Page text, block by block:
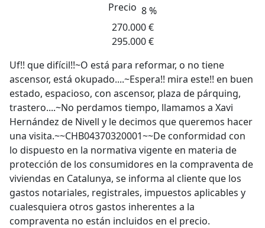
Precio 8 %
270.000 €
295.000 €
Uf!! que difícil!!~O está para reformar, o no tiene
ascensor, está okupado....~Espera!! mira este!! en buen
estado, espacioso, con ascensor, plaza de párquing,
trastero....~No perdamos tiempo, llamamos a Xavi
Hernández de Nivell y le decimos que queremos hacer
una visita.~~CHB04370320001~~De conformidad con
lo dispuesto en la normativa vigente en materia de
protección de los consumidores en la compraventa de
viviendas en Catalunya, se informa al cliente que los
gastos notariales, registrales, impuestos aplicables y
cualesquiera otros gastos inherentes a la
compraventa no están incluidos en el precio.